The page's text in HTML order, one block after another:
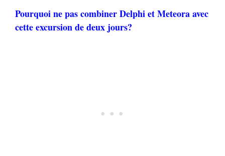
Pourquoi ne pas combiner Delphi et Meteora avec
cetteexcursionde deux jours?